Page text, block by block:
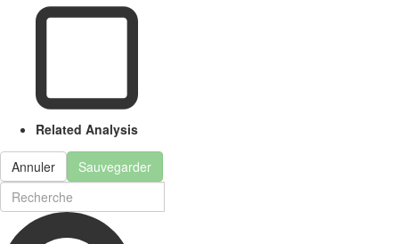
Related Analysis
Annuler Sauvegarder